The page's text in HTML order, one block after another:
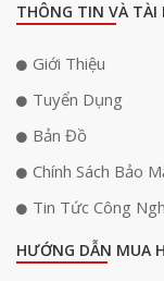
THÔNG TIN VÀ TÀI
Giới Thiệu
Tuyển Dụng
Bản Đồ
Chính Sách Bảo
Tin Tức Công
HƯỚNG DẪN MUA